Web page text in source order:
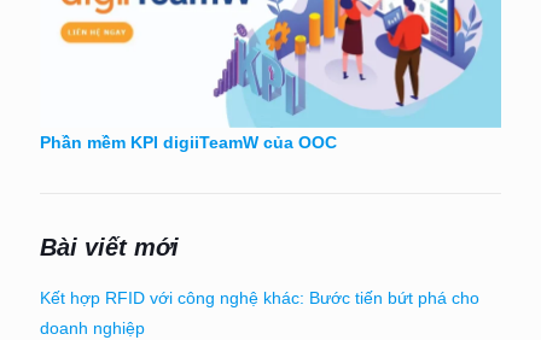
Phần mềm KPI digiiTeamW của OOC
Bài viết mới
Kết hợp RFID với công nghệ khác: Bước tiến bứt phá cho
doanh nghiệp